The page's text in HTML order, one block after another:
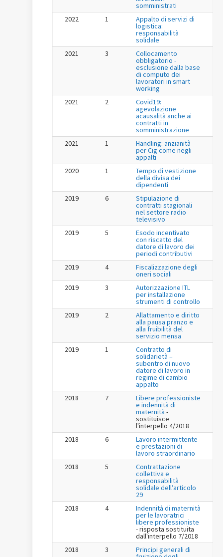
somministrati
2022
1 Appalto di servizi di
logistica:
responsabilità
solidale
2021
3 Collocamento
obbligatorio -
esclusione dalla base
di computo dei
lavoratori in smart
working
2021
2 Covid19:
agevolazione
acausalità anche ai
contratti in
somministrazione
2021
1 Handling: anzianità
per Cig come negli
appalti
2020
1 Tempo di vestizione
della divisa dei
dipendenti
2019
6 Stipulazione di
contratti stagionali
nel settore radio
televisivo
2019
5 Esodo incentivato
con riscatto del
datore di lavoro dei
periodi contributivi
2019
4 Fiscalizzazione degli
oneri sociali
2019
3 Autorizzazione ITL
per installazione
strumenti di controllo
2019
2 Allattamento e diritto
alla pausa pranzo e
alla fruibilità del
servizio mensa
2019
1 Contratto di
solidarietà –
subentro di nuovo
datore di lavoro in
regime di cambio
appalto
2018
7 Libere professioniste
e indennità di
maternità -
sostituisce
l'interpello 4/2018
2018
6 Lavoro intermittente
e prestazioni di
lavoro straordinario
2018
5 Contrattazione
collettiva e
responsabilità
solidale dell’articolo
29
2018
4 Indennità di maternità
per le lavoratrici
libere professioniste
- risposta sostituita
dall'interpello 7/2018
2018
3 Principi generali di